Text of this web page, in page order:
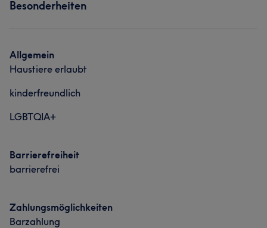
Besonderheiten
Allgemein
Haustiere erlaubt
kinderfreundlich
LGBTQIA+
Barrierefreiheit
barrierefrei
Zahlungsmöglichkeiten
Barzahlung